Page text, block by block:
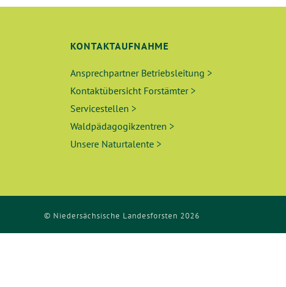
KONTAKTAUFNAHME
Ansprechpartner Betriebsleitung >
Kontaktübersicht Forstämter >
Servicestellen >
Waldpädagogikzentren >
Unsere Naturtalente >
© Niedersächsische Landesforsten 2026